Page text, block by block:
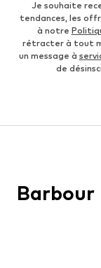
Je souhaite
tendances, les
à notre
rétracter à tout
un message à
de